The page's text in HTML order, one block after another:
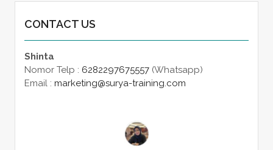
CONTACT US
Shinta
Nomor Telp : 6282297675557(Whatsapp)
Email : marketing@surya-training.com